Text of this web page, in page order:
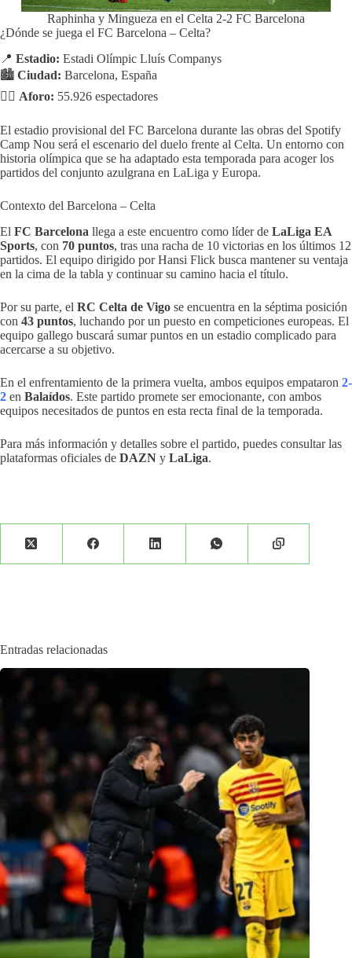
Raphinha y Mingueza en el Celta 2-2 FC Barcelona
¿Dónde se juega el FC Barcelona – Celta?
📍 Estadio: Estadi Olímpic Lluís Companys
🏙️ Ciudad: Barcelona, España
🧍‍♂️ Aforo: 55.926 espectadores
El estadio provisional del FC Barcelona durante las obras del Spotify
Camp Nou será el escenario del duelo frente al Celta. Un entorno con
historia olímpica que se ha adaptado esta temporada para acoger los
partidos del conjunto azulgrana en LaLiga y Europa.
Contexto del Barcelona – Celta
El FC Barcelona llega a este encuentro como líder de LaLiga EA
Sports, con 70 puntos, tras una racha de 10 victorias en los últimos 12
partidos. El equipo dirigido por Hansi Flick busca mantener su ventaja
en la cima de la tabla y continuar su camino hacia el título.
Por su parte, el RC Celta de Vigo se encuentra en la séptima posición
con 43 puntos, luchando por un puesto en competiciones europeas. El
equipo gallego buscará sumar puntos en un estadio complicado para
acercarse a su objetivo.
En el enfrentamiento de la primera vuelta, ambos equipos empataron 2-
2 en Balaídos. Este partido promete ser emocionante, con ambos
equipos necesitados de puntos en esta recta final de la temporada.
Para más información y detalles sobre el partido, puedes consultar las
plataformas oficiales de DAZN y LaLiga.
Entradas relacionadas